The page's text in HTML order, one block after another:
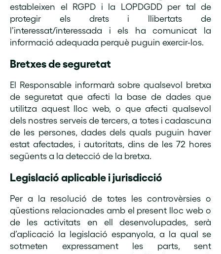
estableixen el RGPD i la LOPDGDD per tal de
protegir els drets i llibertats de
l’interessat/interessada i els ha comunicat la
informació adequada perquè puguin exercir-los.
Bretxes de seguretat
El Responsable informarà sobre qualsevol bretxa
de seguretat que afecti la base de dades que
utilitza aquest lloc web, o que afecti qualsevol
dels nostres serveis de tercers, a totes i cadascuna
de les persones, dades dels quals puguin haver
estat afectades, i autoritats, dins de les 72 hores
següents a la detecció de la bretxa.
Legislació aplicable i jurisdicció
Per a la resolució de totes les controvèrsies o
qüestions relacionades amb el present lloc web o
de les activitats en ell desenvolupades, serà
d’aplicació la legislació espanyola, a la qual se
sotmeten expressament les parts, sent